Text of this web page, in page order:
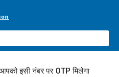
इसी नंबर पर OTP मिलेगा